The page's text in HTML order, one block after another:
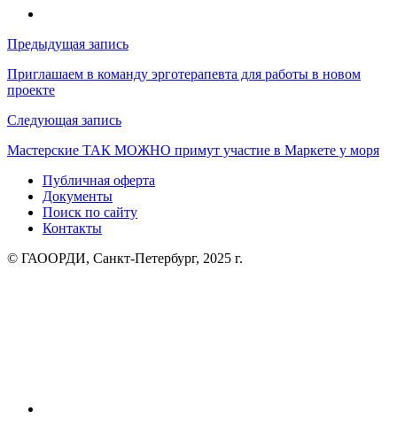
Навигация
по
записям
Предыдущая запись
Приглашаем в команду эрготерапевта для работы в новом
проекте
Следующая запись
Мастерские ТАК МОЖНО примут участие в Маркете у моря
Публичная оферта
Документы
Поиск по сайту
Контакты
© ГАООРДИ, Санкт-Петербург, 2025 г.